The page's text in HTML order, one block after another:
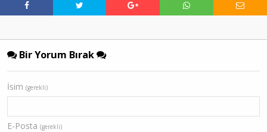
Bir Yorum Bırak
İsim (gerekli)
E-Posta (gerekli)